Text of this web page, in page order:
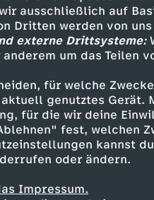
ausschließlich auf
Dritten werden von
externe Drittsysteme:
um das Teilen
für welche
genutztes Gerät.
für die wir deine
fest, welchen
kannst
oder ändern.
Impressum.
Inhalte
Dokumentation